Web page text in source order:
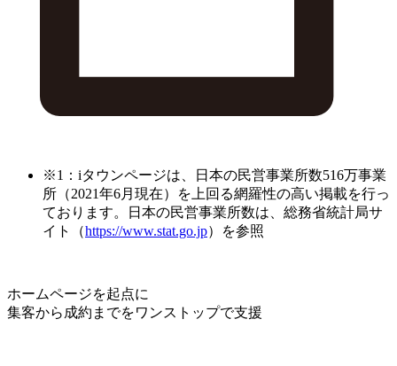
※1：iタウンページは、日本の民営事業所数516万事業
所（2021年6月現在）を上回る網羅性の高い掲載を行っ
ております。日本の民営事業所数は、総務省統計局サ
イト（https://www.stat.go.jp）を参照
ホームページを起点に
集客から成約までをワンストップで支援